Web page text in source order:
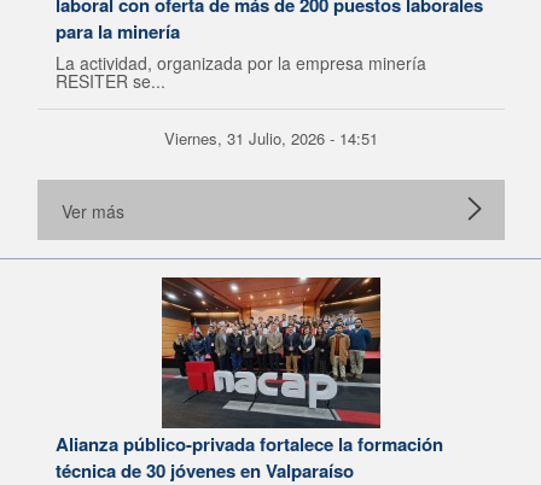
para la minería
La actividad, organizada por la empresa minería
RESITER se...
Viernes, 31 Julio, 2026 - 14:51
Ver más
Alianza público-privada fortalece la formación
técnica de 30 jóvenes en Valparaíso